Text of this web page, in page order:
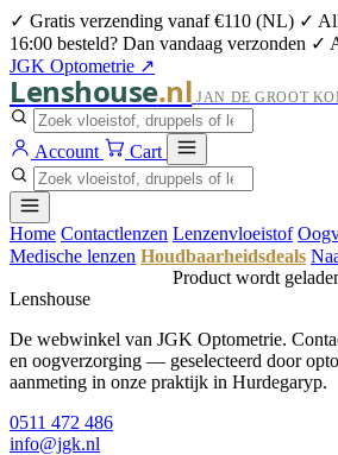
✓ Gratis verzending vanaf €110 (NL) ✓
16:00 besteld? Dan vandaag verzonden ✓
JGK Optometrie ↗
Lenshouse.nl JAN DE GROOT
Account Cart
Home Contactlenzen Lenzenvloeistof
Medische lenzen Houdbaarheidsdeals
Product wordt
Lenshouse
De webwinkel van JGK Optometrie.
en oogverzorging — geselecteerd door
aanmeting in onze praktijk in Hurdegaryp.
0511 472 486
info@jgk.nl